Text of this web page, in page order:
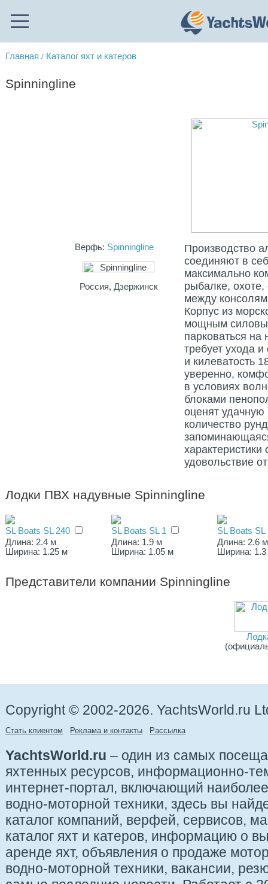
Главная / Каталог яхт и катеров
Spinningline
Верфь: Spinningline
Россия, Дзержинск
Производство
соединяют в
максимально
рыбалке,
между
Корпус из
мощным
парковаться на
требует ухода
и килеватость
уверенно,
в условиях
блоками
оценят удачную
количество
удовольствие
Лодки ПВХ надувные Spinningline
SL Boats SL 240
Длина: 2.4 м
Ширина: 1.25 м
SL Boats SL 1
Длина: 1.9 м
Ширина: 1.05 м
SL Boats SL
Длина: 2.6 м
Ширина:
Представители компании Spinningline
Copyright © 2002-2026. YachtsWorld.ru
Стать клиентом Реклама и контакты Рассылка
YachtsWorld.ru – один из самых
яхтенных ресурсов, информационно-
интернет-портал, включающий
водно-моторной техники, здесь вы
каталог компаний, верфей, сервисов,
каталог яхт и катеров, информацию о
аренде яхт, объявления о продаже
водно-моторной техники, вакансии,